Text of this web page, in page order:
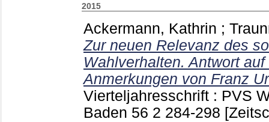
2015
Ackermann, Kathrin ;
Zur neuen Relevanz des
Wahlverhalten. Antwort
Anmerkungen von Franz
Vierteljahresschrift : PVS
Baden 56 2 284-298